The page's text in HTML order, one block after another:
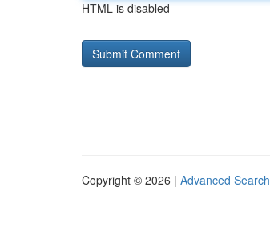
HTML is disabled
Copyright © 2026 | Advanced Search